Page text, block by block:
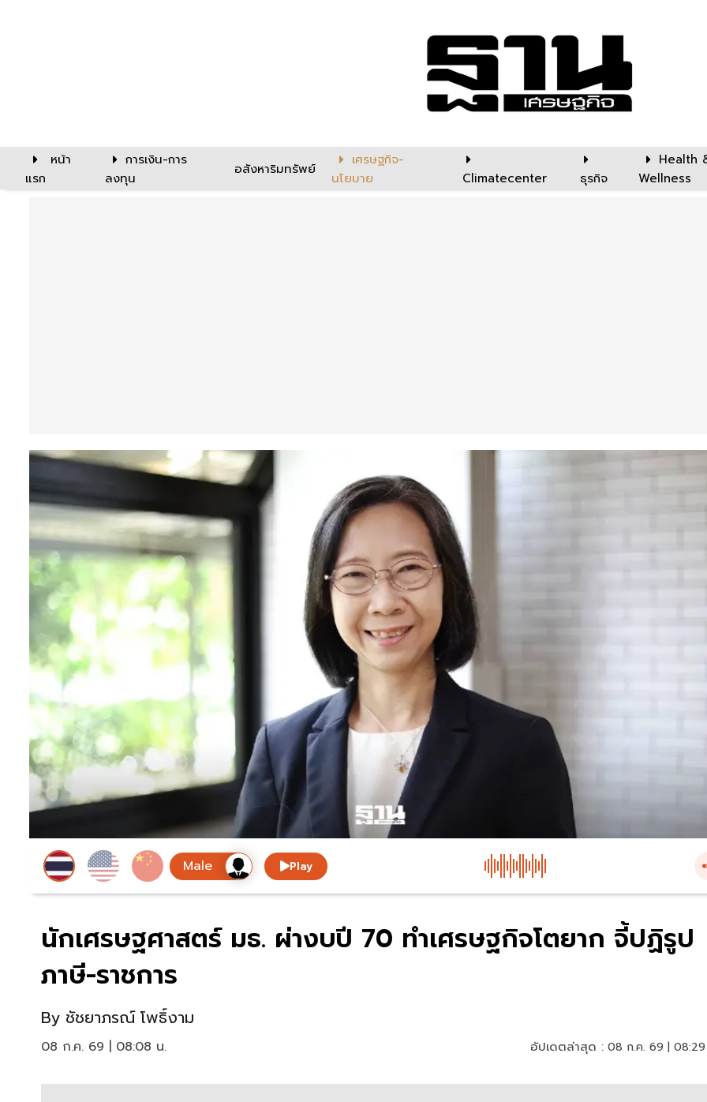
หน้า
แรก
การเงิน-การ
ลงทุน
อสังหาริมทรัพย์
เศรษฐกิจ-
นโยบาย
Climatecenter ธุรกิจ
Health
Wellness
Play
นักเศรษฐศาสตร์ มธ. ผ่างบปี 70 ทำเศรษฐกิจโตยาก จี้ปฏิรูป
ภาษี-ราชการ
By ชัชยาภรณ์ โพธิ์งาม
08 ก.ค. 69 | 08:08 น. อัปเดตล่าสุด : 08 ก.ค. 69 |